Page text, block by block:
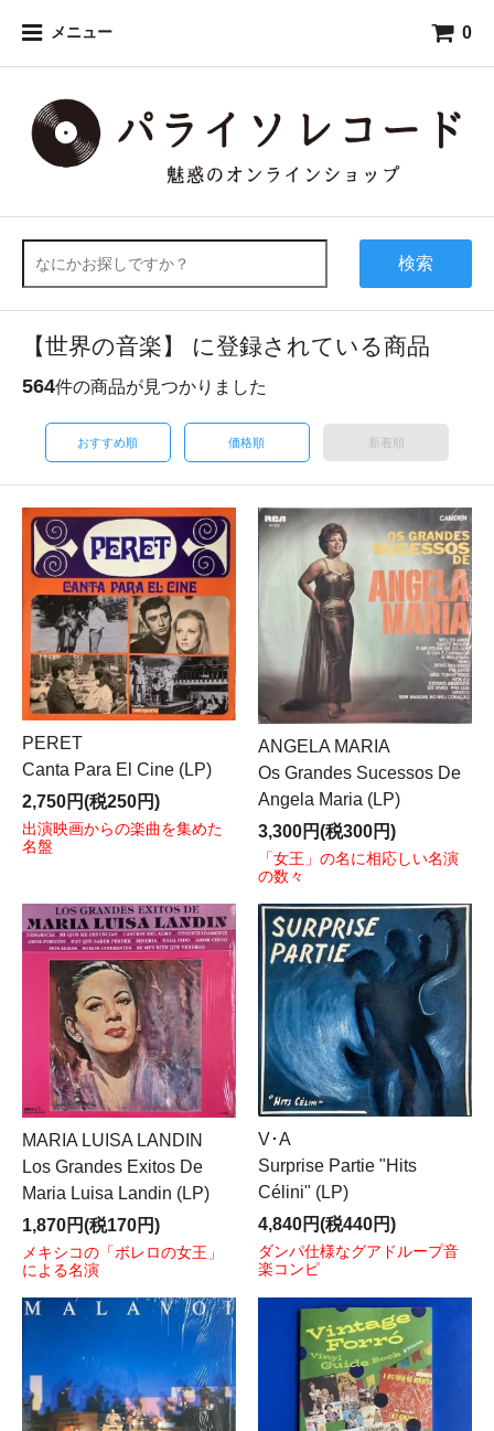
メニュー 0
検索
【世界の音楽】 に登録されている商品
564件の商品が見つかりました
おすすめ順 価格順 新着順
PERET
Canta Para El Cine (LP)
2,750円(税250円)
出演映画からの楽曲を集めた
名盤
ANGELA MARIA
Os Grandes Sucessos De
Angela Maria (LP)
3,300円(税300円)
「女王」の名に相応しい名演
の数々
MARIA LUISA LANDIN
Los Grandes Exitos De
Maria Luisa Landin (LP)
1,870円(税170円)
メキシコの「ボレロの女王」
による名演
V･A
Surprise Partie "Hits
Célini" (LP)
4,840円(税440円)
ダンパ仕様なグアドループ音
楽コンピ